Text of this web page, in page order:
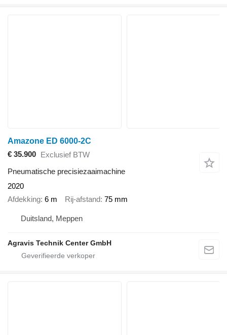
Amazone ED 6000-2C
€ 35.900 Exclusief BTW
Pneumatische precisiezaaimachine
2020
Afdekking 6 m Rij-afstand 75 mm
Duitsland, Meppen
Agravis Technik Center GmbH